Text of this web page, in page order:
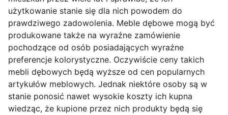
użytkowanie stanie się dla nich powodem do
prawdziwego zadowolenia. Meble dębowe mogą być
produkowane także na wyraźne zamówienie
pochodzące od osób posiadających wyraźne
preferencje kolorystyczne. Oczywiście ceny takich
mebli dębowych będą wyższe od cen popularnych
artykułów meblowych. Jednak niektóre osoby są w
stanie ponosić nawet wysokie koszty ich kupna
wiedząc, że kupione przez nich produkty będą się